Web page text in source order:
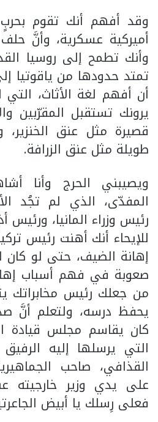
وقد أفهم أنك تقوم بحربٍ
أميركية عسكرية، وأنَّ حلف
وأنك تطمح إلى روسيا
تمتد حدودها من ياقوتيا
أن أفهم لغة الأثاث،
يرونك تستقبل المقرّبين
قصيرة مثل عنق الخنزير،
طويلة مثل عنق الزرافة.
ويصيبني الحرج وأنا
المفدّى، الذي لم تجُد
رئيس وزراء المانيا، ورئيس
للإيحاء أنك أهنت رئيس
إهانة الضيف، حتى لو
صعوبة في فهم أسباب
من جعلك رئيس مخابراتك
يحفظ درسه، ولتعلم أنَّ
كان يقاسم مجلس قيادة
التي يرسلها إليه
القذافي، صاحب
على يدي وزير خارجيته
فعلى رِسلك يا أبيض